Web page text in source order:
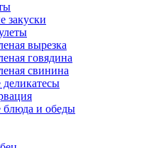
закуски
вырезка
говядина
свинина
блюда и обеды